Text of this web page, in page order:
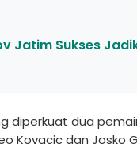
Jatim Sukses
diperkuat dua
Kovacic dan Josko